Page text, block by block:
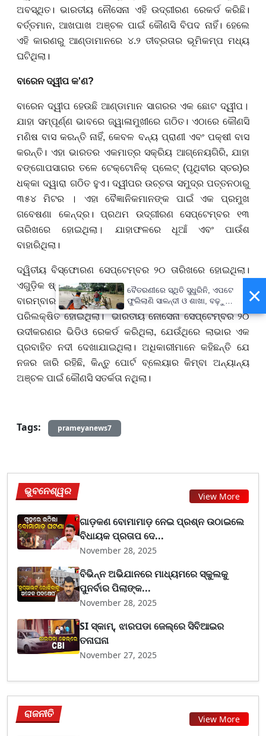
ଅବସ୍ଥିତ। ଭାରତୀୟ ନୌସେନା ଏହି ଉଦ୍ଗୀରଣ ରେକର୍ଡ କରିଛି।
ବର୍ତ୍ତମାନ,ଆଖପାଖ ଅଞ୍ଚଳ ପାଇଁ କୌଣସି ବିପଦ ନାହିଁ। ହେଲେ
ଏହି କାରଣରୁଆଣ୍ଡାମାନରେ ୪.୨ ତୀବ୍ରତାର ଭୂମିକମ୍ପ ମଧ୍ୟ
ଘଟିଥିଲା।
ବାରେନ ଦ୍ୱୀପ କ'ଣ?
ବାରେନ ଦ୍ୱୀପ ହେଉଛି ଆଣ୍ଡାମାନ ସାଗରର ଏକ ଛୋଟ ଦ୍ୱୀପ ।
ଯାହା ସମ୍ପୂର୍ଣ୍ଣ ଭାବରେ ଜ୍ୱାଳାମୁଖୀରେ ଗଠିତ। ଏଠାରେ କୌଣସି
ମଣିଷ ବାସ କରନ୍ତି ନାହିଁ,କେବଳ ବନ୍ୟ ପ୍ରାଣୀ ଏବଂ ପକ୍ଷୀ ବାସ
କରନ୍ତି। ଏହା ଭାରତର ଏକମାତ୍ର ସକ୍ରିୟ ଆଗ୍ନେୟଗିରି, ଯାହା
ବଙ୍ଗୋପସାଗର ତଳେ ଟେକ୍ଟୋନିକ୍ ପ୍ଲେଟ୍ (ପୃଥିବୀର ସ୍ତର)ର
ଧକ୍କା ଦ୍ୱାରା ଗଠିତହୁଏ। ଦ୍ୱୀପର ଉଚ୍ଚତା ସମୁଦ୍ର ପତ୍ତନଠାରୁ
୩୫୪ ମିଟର
। ଏହା ବୈଜ୍ଞାନିକମାନଙ୍କ ପାଇଁ ଏକ ପ୍ରମୁଖ
ଗବେଷଣା କେନ୍ଦ୍ର।ପ୍ରଥମ ଉଦ୍ଗୀରଣ ସେପ୍ଟେମ୍ବର ୧୩
ତାରିଖରେ ହୋଇଥିଲା। ଯାହାଫଳରେଧୂଆଁ ଏବଂ ପାଉଁଶ
ବାହାରିଥିଲା ।
ଦ୍ୱିତୀୟ ବିସ୍ଫୋରଣ ସେପ୍ଟେମ୍ବର୨୦ ତାରିଖରେ ହୋଇଥିଲା।
ଏଗୁଡ଼ିକ ଷ୍ଟ୍ରୋମ୍ବୋଲିଅନ୍ ବିସ୍ଫୋରଣ ଥିଲା।
ଯାହା ମୃଦୁ କିନ୍ତୁ
ବାରମ୍ବାର ହୋଇଥାଏ। ଜୁଲାଇ୨୦୨୫ରେ ମଧ୍ୟ କାର୍ଯ୍ୟକଳାପ
ପରିଲକ୍ଷିତ ହୋଇଥିଲା।ଭାରତୀୟ ନୌସେନା ସେପ୍ଟେମ୍ବର୨୦
ଉଦୀକରଣର ଭିଡିଓ ରେକର୍ଡ କରିଥିଲା, ଯେଉଁଥିରେ ଲାଭାର ଏକ
ପ୍ରବାହିତ ନଦୀ ଦେଖାଯାଇଥିଲା। ଅଧିକାରୀମାନେ କହିଛନ୍ତି ଯେ
ନଜର ଜାରି ରହିଛି, କିନ୍ତୁ ପୋର୍ଟ ବ୍ଲେୟାର କିମ୍ବା ଅନ୍ୟାନ୍ୟ
ଅଞ୍ଚଳ ପାଇଁ କୌଣସି ସତର୍କତା ନଥିଲା।
Tags: prameyanews7
ଭୁବନେଶ୍ୱର View More
ଗାଡ଼କଣ ବୋମାମାଡ଼ ନେଇ ପ୍ରଶ୍ନ ଉଠାଇଲେ
ବିଧାୟକ ପ୍ରତାପ ଦେ...
November 28, 2025
ବିଭିନ୍ନ ଅଭିଯାନରେ ମାଧ୍ୟମରେ ସ୍କୁଲକୁ
ପୁନର୍ବାର ପିଲାଙ୍କ...
November 28, 2025
SI ସ୍କାମ୍, ଝାରପଡା ଜେଲ୍‌ରେ ସିବିଆଇର
ତନାଘନା
November 27, 2025
ରାଜନୀତି View More
×
ବୈତରଣୀରେ ସ୍ଥିତି ସୁଧୁରିନି, ଏପଟେ
ଫୁଲିଲାଣି ସାଳନ୍ଦୀ ଓ ଶାଖା, ବଢ଼ୁଛି
ବନ୍ୟା ଭୟ